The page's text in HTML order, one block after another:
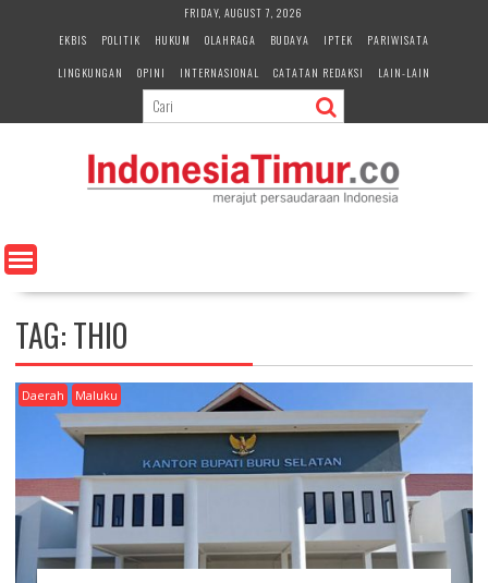
e
n
FRIDAY, AUGUST 7, 2026
EKBIS
POLITIK HUKUM OLAHRAGA BUDAYA IPTEK
PARIWISATA
LINGKUNGAN
OPINI INTERNASIONAL CATATAN REDAKSI LAIN-LAIN
TAG:THIO
Daerah Maluku